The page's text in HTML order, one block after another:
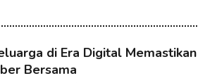
di Era Digital
Bersama